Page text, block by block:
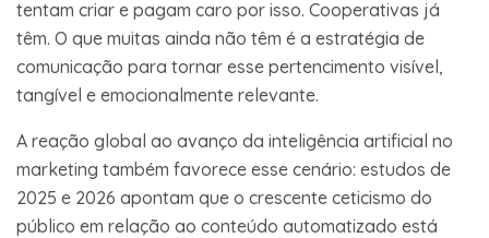
tentam criar e pagam caro por isso. Cooperativas já
têm. O que muitas ainda não têm é a estratégia de
comunicação para tornar esse pertencimento visível,
tangível e emocionalmente relevante.
A reação global ao avanço da inteligência artificial no
marketing também favorece esse cenário: estudos de
2025 e 2026 apontam que o crescente ceticismo do
público em relação ao conteúdo automatizado está